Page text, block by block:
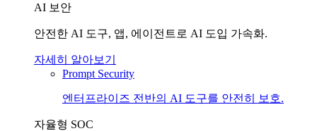
AI 보안
안전한 AI 도구, 앱, 에이전트로 AI 도입 가속화.
자세히 알아보기
Prompt Security
엔터프라이즈 전반의 AI 도구를 안전히 보호.
자율형 SOC